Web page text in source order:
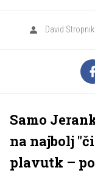
David Stropnik
Samo
na najbolj
plavutk –